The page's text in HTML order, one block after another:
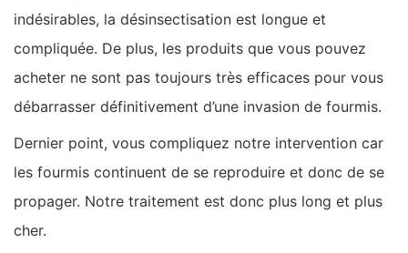
indésirables, la désinsectisation est longue et
compliquée. De plus, les produits que vous pouvez
acheter ne sont pas toujours très efficaces pour vous
débarrasser définitivement d’une invasion de fourmis.
Dernier point, vous compliquez notre intervention car
les fourmis continuent de se reproduire et donc de se
propager. Notre traitement est donc plus long et plus
cher.